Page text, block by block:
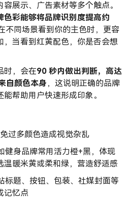
展示、广告素材等多个触点。
色彩能够将品牌识别度提高约
不同场景看到你的主色时，更容
，当看到红黄配色，你是否会想
时，会在90 秒内做出判断，高达
自颜色本身 ，这说明正确的品牌
帮助用户快速形成印象。
过多颜色造成视觉杂乱
健身品牌常用活力橙+黑，体现
温暖米黄或柔和绿，营造舒适感
标题、按钮、包装、社媒封面等
记忆点